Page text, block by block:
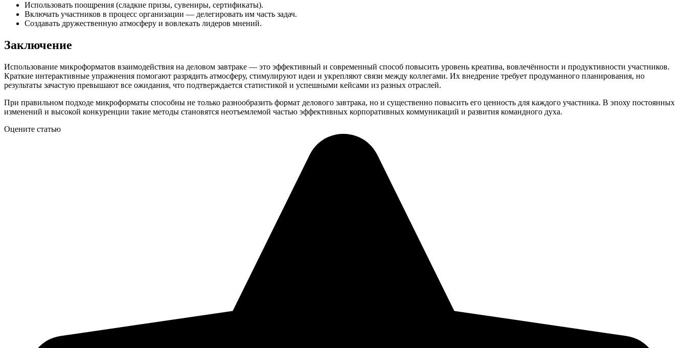
Использовать поощрения (сладкие призы, сувениры, сертификаты).
Включать участников в процесс организации — делегировать им часть задач.
Создавать дружественную атмосферу и вовлекать лидеров мнений.
Заключение
Использование микроформатов взаимодействия на деловом завтраке — это эффективный и современный способ повысить уровень креатива, вовлечённости и продуктивности участников.
Краткие интерактивные упражнения помогают разрядить атмосферу, стимулируют идеи и укрепляют связи между коллегами. Их внедрение требует продуманного планирования, но
результаты зачастую превышают все ожидания, что подтверждается статистикой и успешными кейсами из разных отраслей.
При правильном подходе микроформаты способны не только разнообразить формат делового завтрака, но и существенно повысить его ценность для каждого участника. В эпоху постоянных
изменений и высокой конкуренции такие методы становятся неотъемлемой частью эффективных корпоративных коммуникаций и развития командного духа.
Оцените статью